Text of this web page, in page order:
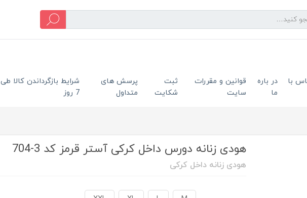
با
در باره
ما
قوانین و مقررات
سایت
ثبت
شکایت
پرسش های
متداول
شرایط بازگرداندن کالا طی
7 روز
هودی زنانه دورس داخل کرکی آستر قرمز کد 3-704
هودی زنانه داخل کرکی